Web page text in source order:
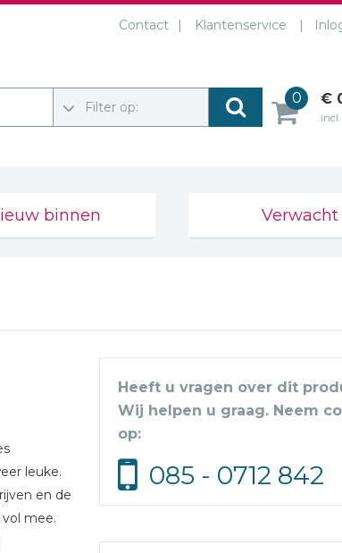
Contact Klantenservice
Filter op:
0 €
binnen Verwacht
leuke.
en de
mee.
Heeft u vragen over dit
Wij helpen u graag. Neem
op:
085 - 0712 842